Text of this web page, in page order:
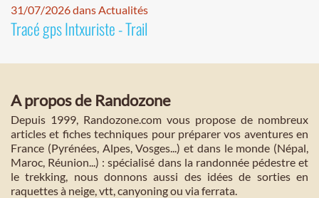
31/07/2026 dans Actualités
Tracé gps Intxuriste - Trail
A propos de Randozone
Depuis 1999, Randozone.com vous propose de nombreux
articles et fiches techniques pour préparer vos aventures en
France (Pyrénées, Alpes, Vosges...) et dans le monde (Népal,
Maroc, Réunion...) : spécialisé dans la randonnée pédestre et
le trekking, nous donnons aussi des idées de sorties en
raquettes à neige, vtt, canyoning ou via ferrata.